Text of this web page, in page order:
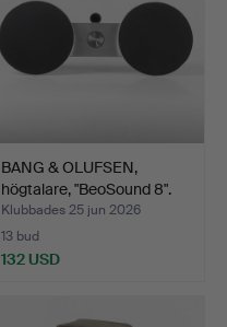
BANG & OLUFSEN,
högtalare, "BeoSound 8".
Klubbades 25 jun 2026
13 bud
132 USD